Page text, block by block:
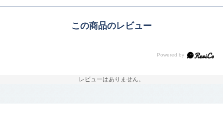
この商品のレビュー
レビューはありません。